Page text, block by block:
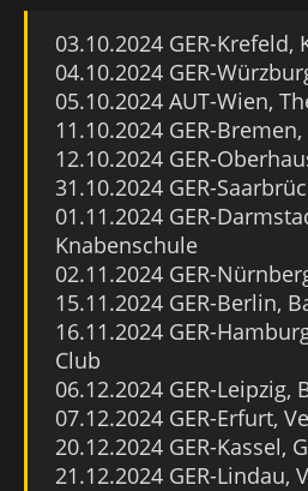
03.10.2024 GER-
04.10.2024 GER-
05.10.2024 AUT-Wien,
11.10.2024 GER-
12.10.2024 GER-
31.10.2024 GER-
01.11.2024 GER-
Knabenschule
02.11.2024 GER-
15.11.2024 GER-Berlin,
16.11.2024 GER-
Club
06.12.2024 GER-Leipzig,
07.12.2024 GER-Erfurt,
20.12.2024 GER-Kassel,
21.12.2024 GER-Lindau,